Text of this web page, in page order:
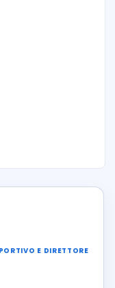
E DIRETTORE